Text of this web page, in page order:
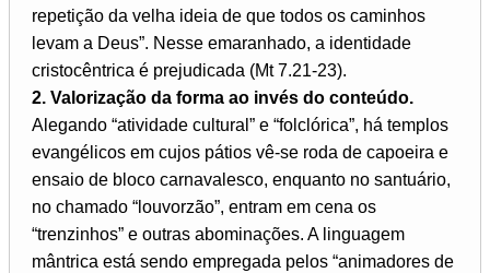
repetição da velha ideia de que todos os caminhos
levam a Deus”. Nesse emaranhado, a identidade
cristocêntrica é prejudicada (Mt 7.21-23).
2. Valorização da forma ao invés do conteúdo.
Alegando “atividade cultural” e “folclórica”, há templos
evangélicos em cujos pátios vê-se roda de capoeira e
ensaio de bloco carnavalesco, enquanto no santuário,
no chamado “louvorzão”, entram em cena os
“trenzinhos” e outras abominações. A linguagem
mântrica está sendo empregada pelos “animadores de